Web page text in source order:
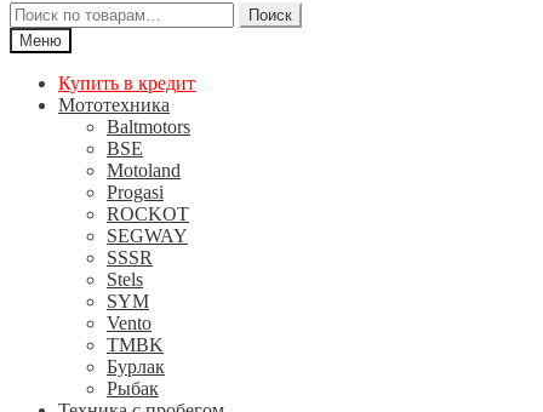
Искать:
Поиск
Меню
Купить в кредит
Мототехника
Baltmotors
BSE
Motoland
Progasi
ROCKOT
SEGWAY
SSSR
Stels
SYM
Vento
TMBK
Бурлак
Рыбак